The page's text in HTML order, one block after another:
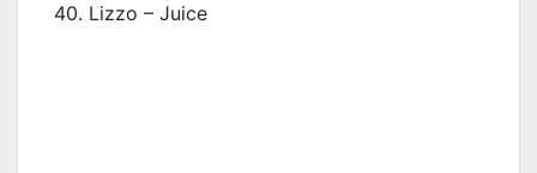
40. Lizzo – Juice